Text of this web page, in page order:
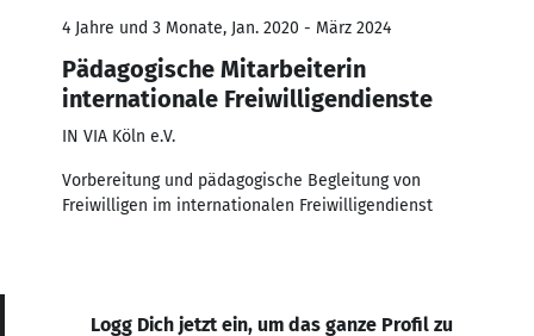
4 Jahre und 3 Monate, Jan. 2020 - März 2024
Pädagogische Mitarbeiterin
internationale Freiwilligendienste
IN VIA Köln e.V.
Vorbereitung und pädagogische Begleitung von
Freiwilligen im internationalen Freiwilligendienst
Logg Dich jetzt ein, um das ganze Profil zu